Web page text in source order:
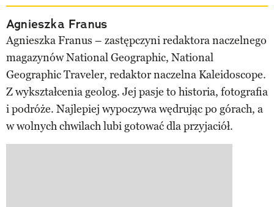
Agnieszka Franus
Agnieszka Franus – zastępczyni redaktora naczelnego
magazynów National Geographic, National
Geographic Traveler, redaktor naczelna Kaleidoscope.
Z wykształcenia geolog. Jej pasje to historia, fotografia
i podróże. Najlepiej wypoczywa wędrując po górach, a
w wolnych chwilach lubi gotować dla przyjaciół.